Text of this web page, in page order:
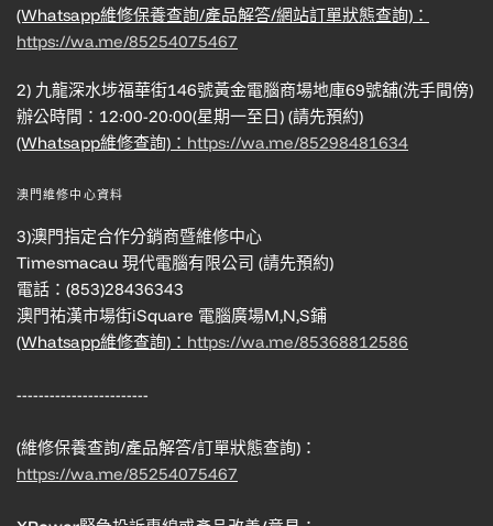
(Whatsapp維修保養查詢/產品解答/網站訂單狀態查詢)：
https://wa.me/85254075467
2) 九龍深水埗福華街146號黃金電腦商場地庫69號舖(洗手間傍)
辦公時間：12:00-20:00(星期一至日) (請先預約)
(Whatsapp維修查詢)： https://wa.me/85298481634
澳門維修中心資料
3)澳門指定合作分銷商暨維修中心
Timesmacau 現代電腦有限公司 (請先預約)
電話：(853)28436343
澳門祐漢市場街iSquare 電腦廣場M,N,S鋪
(Whatsapp維修查詢)： https://wa.me/85368812586
------------------------
(維修保養查詢/產品解答/訂單狀態查詢)：
https://wa.me/85254075467